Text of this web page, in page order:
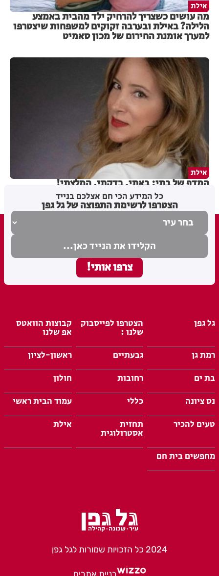
אילת
מה עושים כשצריך להרחיק ילד מהבית באמצע
הלילה? באילת ובערבה זקוקים למשפחות שיצטרפו
למערך אומנת החירום של מכון סאמיט
אילת
המדף של בתי: באתי, בדקתי, המלצתי!
כל המידע הכי חם אצלכם בנייד
הצטרפו לרשימת התפוצה של גל גפן
גל גפן הצטרפו לפייסבוק
שלנו :
קבוצות הוואטס
אפ שלנו
רמת גן
גבעתיים
ראשון-לציון
בת ים
רחובות
חולון
נס ציונה
כללי
עמוד הבית ראשי
טעים להכיר
תחזית
אסטרולוגית
אילת
מחפשים בית חם
2024 כל הזכויות שמורות לגל גפן